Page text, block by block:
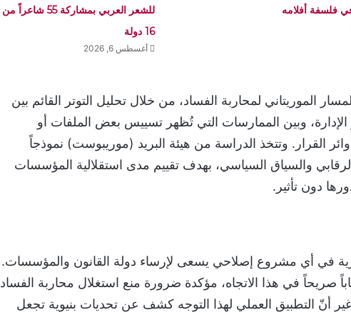
فلسفة أفلامه
للشعر العربي بمشاركة 55 شاعراً من
16 دولة
أغسطس 6, 2026
الموريتاني لمحاربة الفساد، من خلال تحليل التوتر القائم بين
الإدارة، وبين الممارسات التي تُظهر تسييس بعض الملفات أو
القرار. وتتخذ الدراسة من هيئة البريد (موريبوست) نموذجاً
الرقابي والسياق السياسي، بهدف تقييم مدى استقلالية المؤسسات
دون تأثير.
في أي مشروع إصلاحي يسعى لإرساء دولة القانون والمؤسسات.
صريحاً في هذا الاتجاه، مؤكدة ضرورة منع استغلال محاربة الفساد
أنّ التطبيق العملي لهذا التوجه كشف عن تحديات بنيوية تجعل